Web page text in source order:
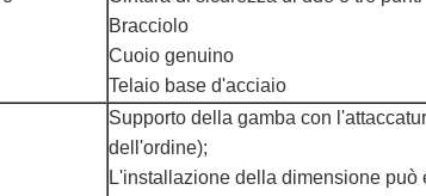
Bracciolo
Cuoio genuino
Telaio base d'acciaio
Supporto della gamba con
dell'ordine);
L'installazione della dimensione può